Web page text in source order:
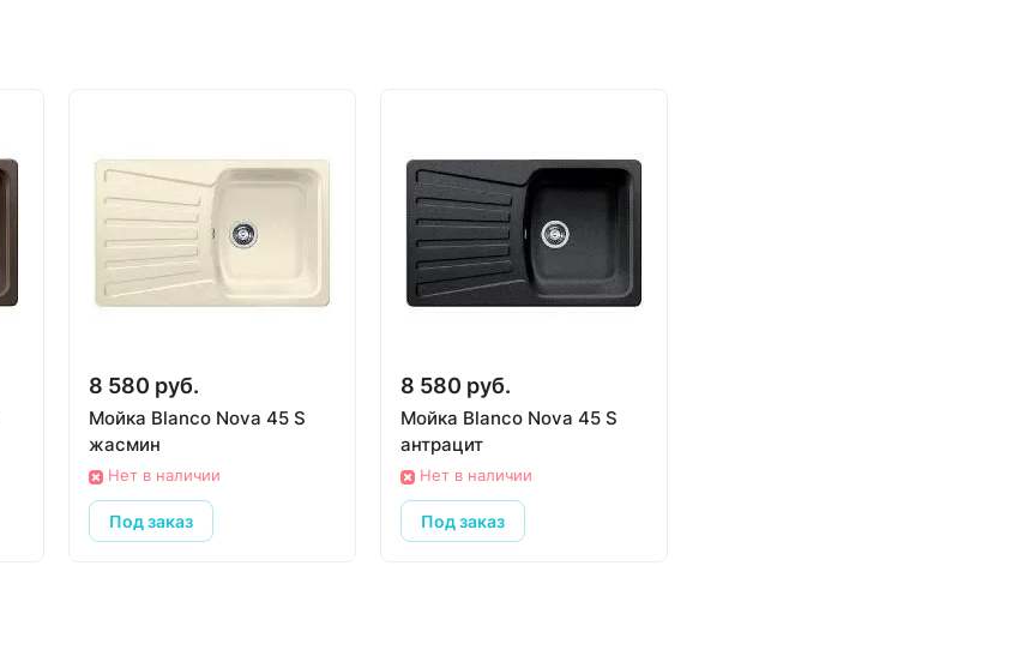
8 580 руб.
Мойка Blanco Nova 45 S
жасмин
Нет в наличии
Под заказ
8 580 руб.
Мойка Blanco Nova 45 S
антрацит
Нет в наличии
Под заказ